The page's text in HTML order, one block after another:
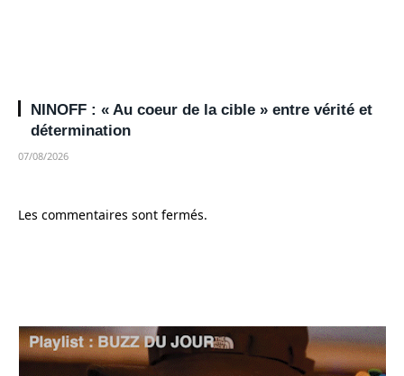
NINOFF : « Au coeur de la cible » entre vérité et
détermination
07/08/2026
Les commentaires sont fermés.